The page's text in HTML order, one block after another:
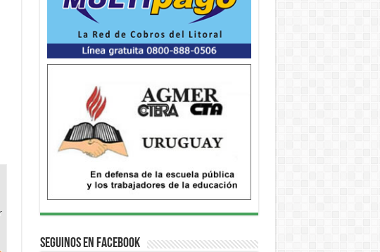
Seguinos en Facebook